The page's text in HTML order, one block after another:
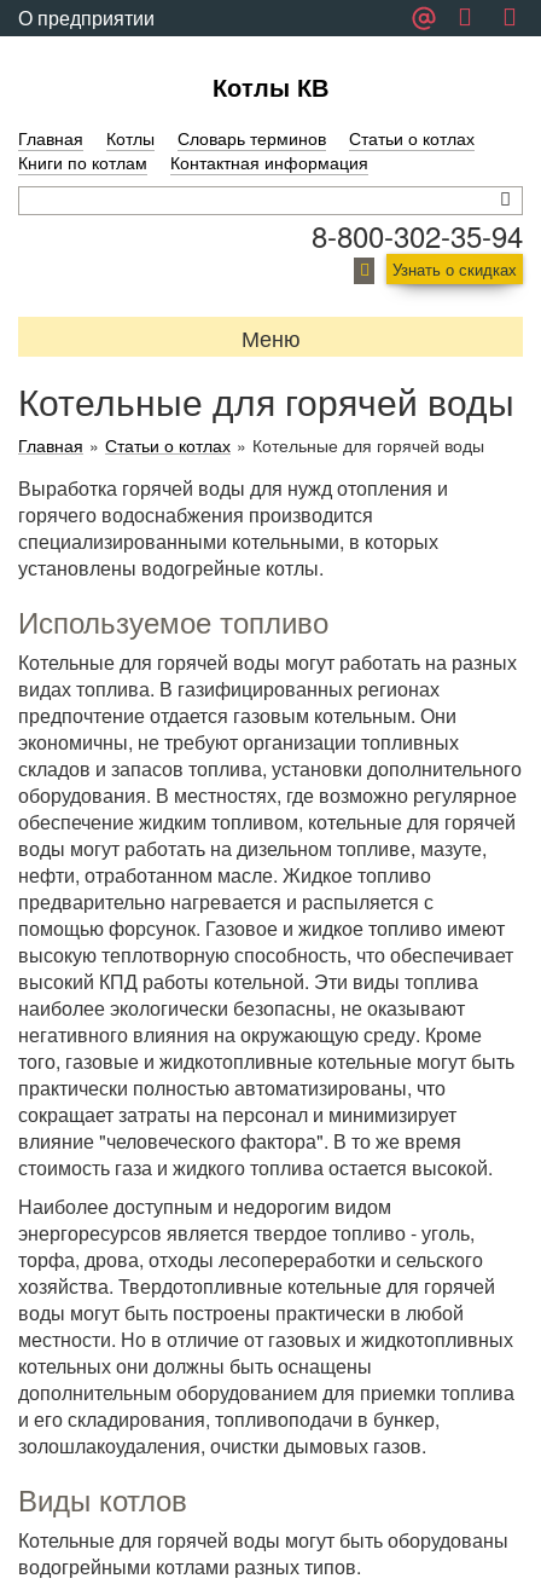
О предприятии
Котлы КВ
Главная Котлы Словарь терминов
Статьи о котлах
Книги по котлам
Контактная информация
8-800-302-35-94
Узнать о скидках
Меню
Котельные для горячей воды
Главная » Статьи о котлах » Котельные для горячей воды
Выработка горячей воды для нужд отопления и
горячего водоснабжения производится
специализированными котельными, в которых
установлены водогрейные котлы.
Используемое топливо
Котельные для горячей воды могут работать на разных
видах топлива. В газифицированных регионах
предпочтение отдается газовым котельным. Они
экономичны, не требуют организации топливных
складов и запасов топлива, установки дополнительного
оборудования. В местностях, где возможно регулярное
обеспечение жидким топливом, котельные для горячей
воды могут работать на дизельном топливе, мазуте,
нефти, отработанном масле. Жидкое топливо
предварительно нагревается и распыляется с
помощью форсунок. Газовое и жидкое топливо имеют
высокую теплотворную способность, что обеспечивает
высокий КПД работы котельной. Эти виды топлива
наиболее экологически безопасны, не оказывают
негативного влияния на окружающую среду. Кроме
того, газовые и жидкотопливные котельные могут быть
практически полностью автоматизированы, что
сокращает затраты на персонал и минимизирует
влияние "человеческого фактора". В то же время
стоимость газа и жидкого топлива остается высокой.
Наиболее доступным и недорогим видом
энергоресурсов является твердое топливо - уголь,
торфа, дрова, отходы лесопереработки и сельского
хозяйства. Твердотопливные котельные для горячей
воды могут быть построены практически в любой
местности. Но в отличие от газовых и жидкотопливных
котельных они должны быть оснащены
дополнительным оборудованием для приемки топлива
и его складирования, топливоподачи в бункер,
золошлакоудаления, очистки дымовых газов.
Виды котлов
Котельные для горячей воды могут быть оборудованы
водогрейными котлами разных типов.